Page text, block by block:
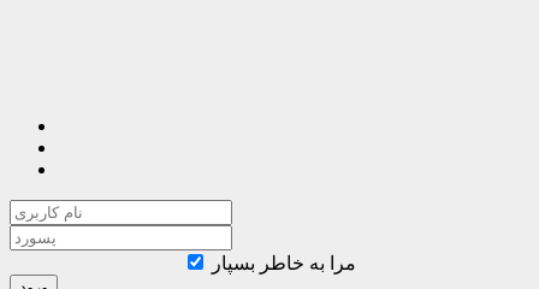
مرا به خاطر بسپار